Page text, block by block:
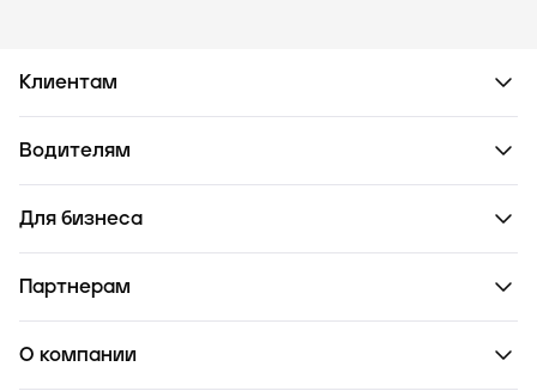
Клиентам
Водителям
Для бизнеса
Партнерам
О компании